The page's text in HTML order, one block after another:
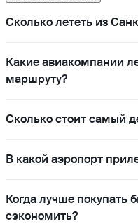
Сколько лететь из
Какие авиакомпании
маршруту?
Сколько стоит самый
В какой аэропорт
Когда лучше покупать
сэкономить?